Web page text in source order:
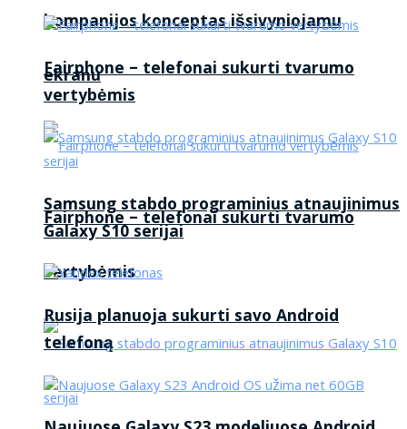
kompanijos konceptas išsivyniojamu
ekranu
Fairphone – telefonai sukurti tvarumo
vertybėmis
Fairphone – telefonai sukurti tvarumo
vertybėmis
Samsung stabdo programinius atnaujinimus
Galaxy S10 serijai
Rusija planuoja sukurti savo Android
telefoną